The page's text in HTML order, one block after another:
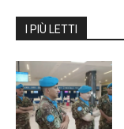
I PIÙ LETTI